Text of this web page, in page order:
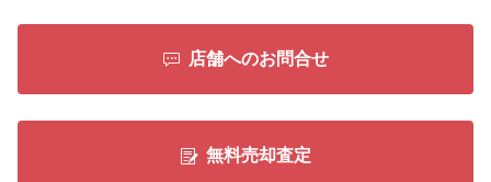
店舗へのお問合せ
無料売却査定